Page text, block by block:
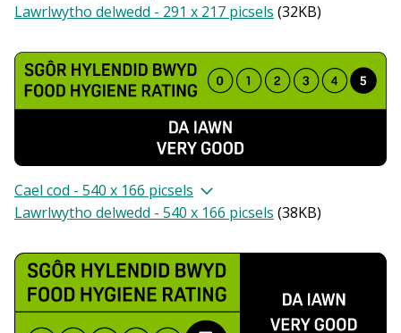
Lawrlwytho delwedd - 291 x 217 picsels (32KB)
Cael cod - 540 x 166 picsels
Lawrlwytho delwedd - 540 x 166 picsels (38KB)